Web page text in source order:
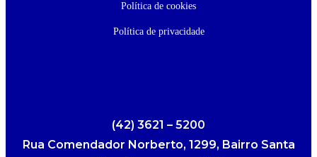
Política de cookies
Política de privacidade
(42) 3621 – 5200
Rua Comendador Norberto, 1299, Bairro Santa